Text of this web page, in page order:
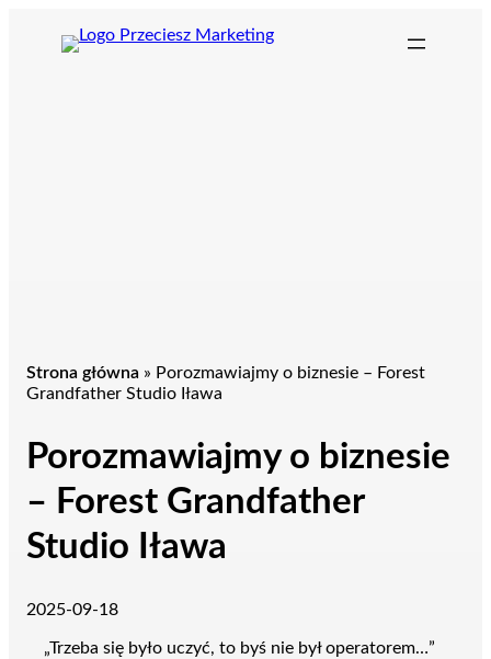
Strona główna » Porozmawiajmy o biznesie – Forest
Grandfather Studio Iława
Porozmawiajmy o biznesie
– Forest Grandfather
Studio Iława
2025-09-18
„Trzeba się było uczyć, to byś nie był operatorem…”